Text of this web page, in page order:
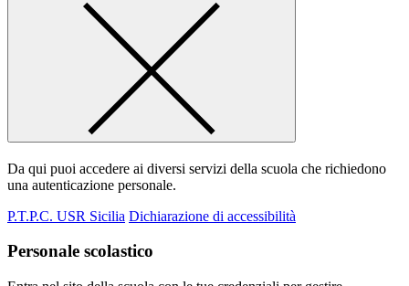
Da qui puoi accedere ai diversi servizi della scuola che richiedono
una autenticazione personale.
P.T.P.C. USR Sicilia Dichiarazione di accessibilità
Personale scolastico